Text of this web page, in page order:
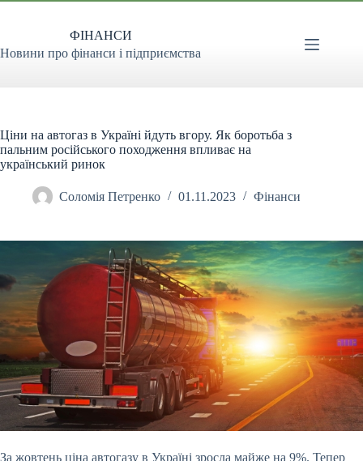
Перейти
ФІНАНСИ
Новини про фінанси і підприємства
Ціни на автогаз в Україні йдуть вгору. Як боротьба з
пальним російського походження впливає на
український ринок
Соломія Петренко 01.11.2023 Фінанси
За жовтень ціна автогазу в Україні зросла майже на 9%. Тепер